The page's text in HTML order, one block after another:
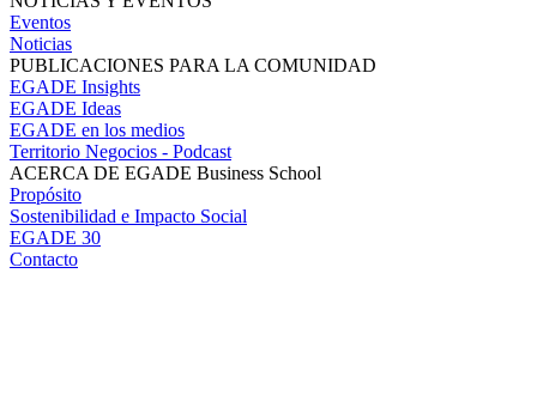
Eventos
Noticias
PUBLICACIONES PARA LA COMUNIDAD
EGADE Insights
EGADE Ideas
EGADE en los medios
Territorio Negocios - Podcast
ACERCA DE EGADE Business School
Propósito
Sostenibilidad e Impacto Social
EGADE 30
Contacto